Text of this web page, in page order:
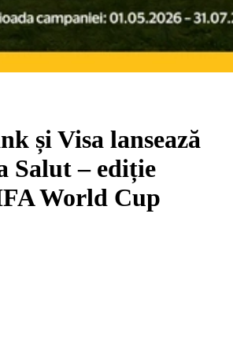
și Visa lansează
Salut – ediție
World Cup